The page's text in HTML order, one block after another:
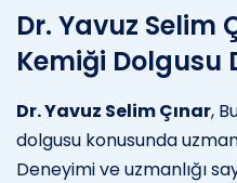
Dr. Yavuz Selim
Kemiği Dolgusu
Dr. Yavuz Selim Çınar,
dolgusu konusunda
Deneyimi ve uzmanlığı